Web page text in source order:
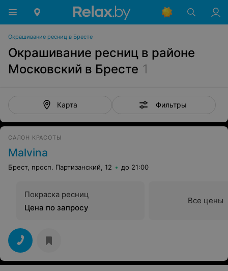
Окрашивание ресниц в Бресте
Окрашивание ресниц в районе
Московский в Бресте 1
Карта Фильтры
САЛОН КРАСОТЫ
Malvina
Брест, просп. Партизанский, 12 до 21:00
Покраска ресниц
Цена по запросу
Все цены